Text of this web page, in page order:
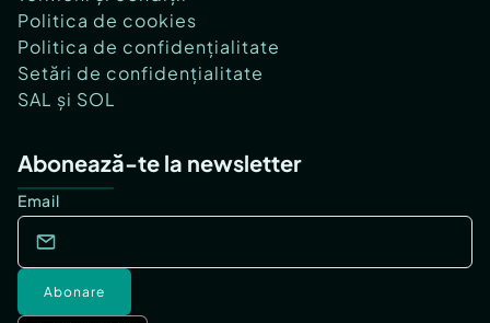
Politica de cookies
Politica de confidențialitate
Setări de confidențialitate
SAL și SOL
Abonează-te la newsletter
Email
Abonare